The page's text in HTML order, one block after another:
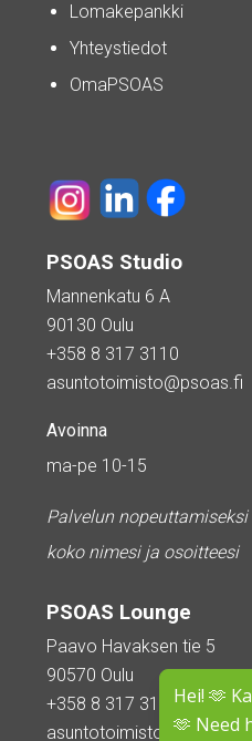
Hei! 🫶
🫶 Need
Lomakepankki
Yhteystiedot
OmaPSOAS
PSOAS Studio
Mannenkatu 6 A
90130 Oulu
+358 8 317 3110
asuntotoimisto@psoas.fi
Avoinna
ma-pe 10-15
Palvelun
koko nimesi ja osoitteesi
PSOAS Lounge
Paavo Havaksen tie 5
90570 Oulu
+358 8 317 3110
asuntotoimisto@psoas.fi